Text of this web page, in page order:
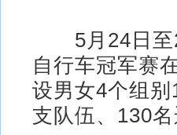
5月24日至
自行车冠军赛
设男女4个组
支队伍、130